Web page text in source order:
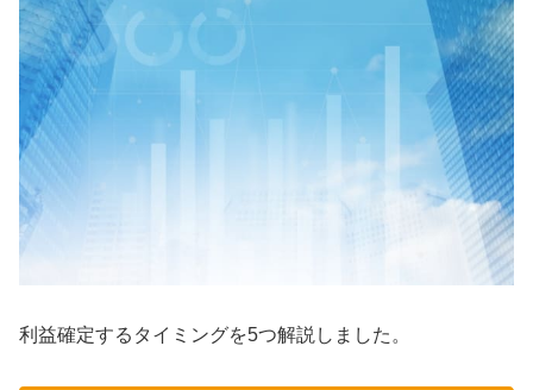
利益確定するタイミングを5つ解説しました。